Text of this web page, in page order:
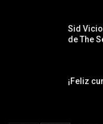
Sid
de The
¡Feliz